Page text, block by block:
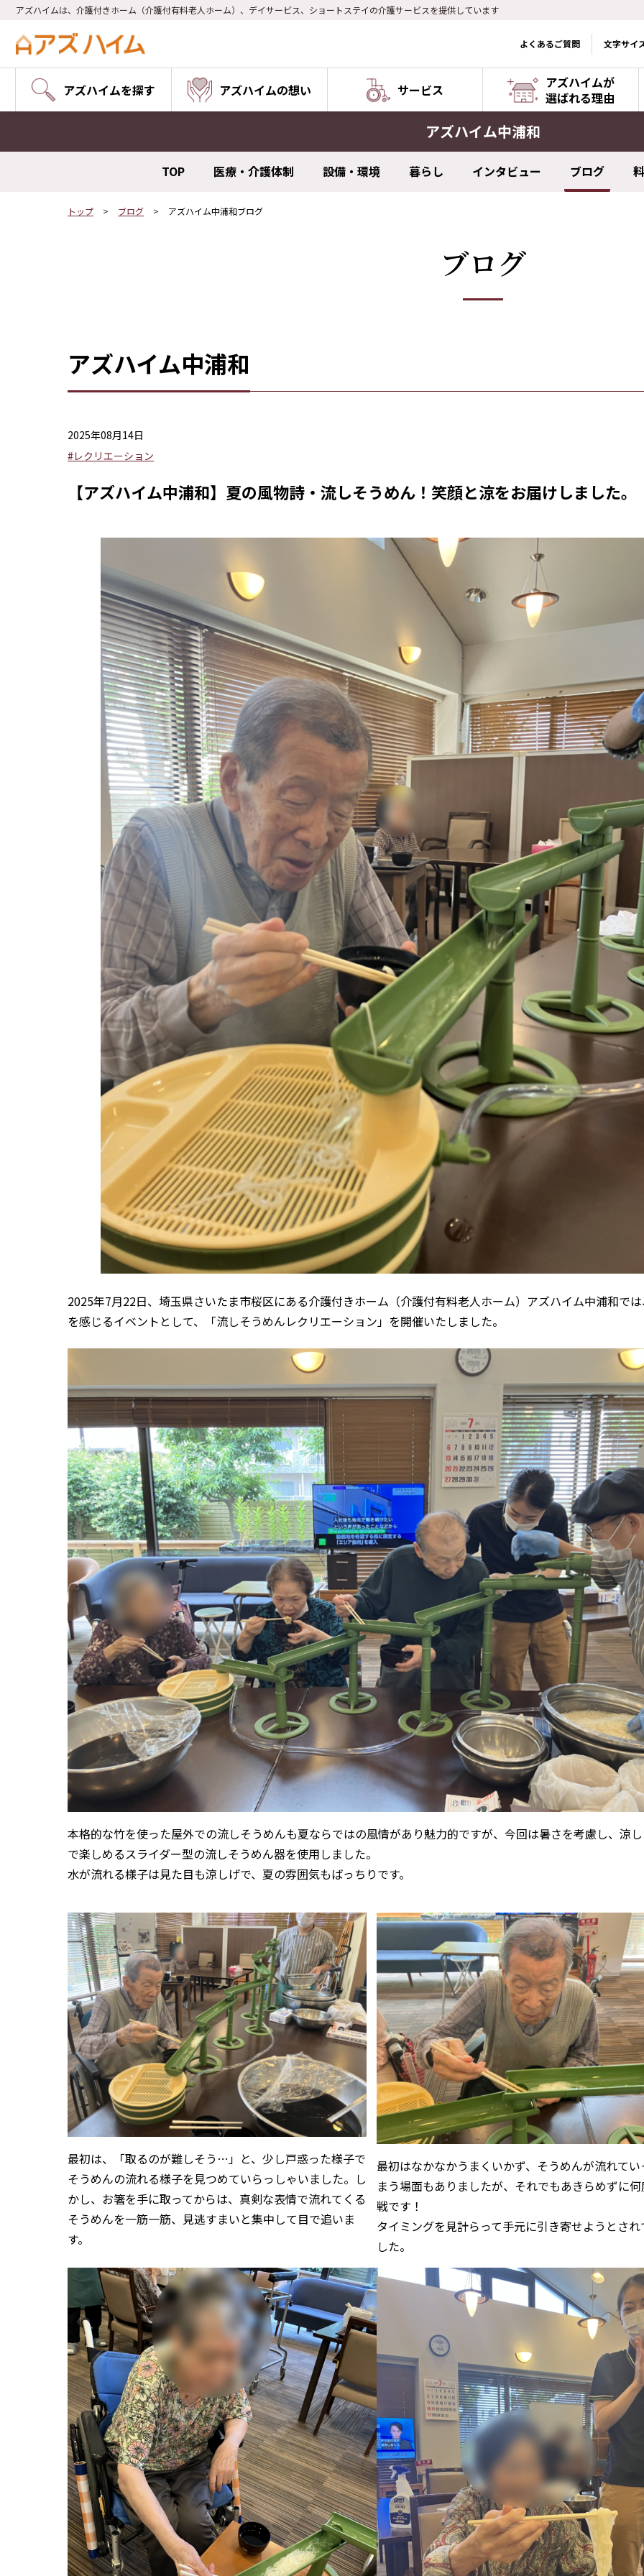
アズハイムは、介護付きホーム（介護付有料老人ホーム）、デイサービス、ショートステイの介護サービスを提供しています
よくあるご質問 文字サイ
アズハイムを探す アズハイムの想い サービス
アズハイムが
選ばれる理由
アズハイム中浦和
TOP 医療・介護体制 設備・環境 暮らし インタビュー ブログ
トップ ブログ アズハイム中浦和ブログ
ブログ
アズハイム中浦和
2025年08月14日
#レクリエーション
【アズハイム中浦和】夏の風物詩・流しそうめん！笑顔と涼をお届けしました。
2025年7月22日、埼玉県さいたま市桜区にある介護付きホーム（介護付有料老人ホーム）アズハイム中浦和で
を感じるイベントとして、「流しそうめんレクリエーション」を開催いたしました。
本格的な竹を使った屋外での流しそうめんも夏ならではの風情があり魅力的ですが、今回は暑さを考慮し、涼
で楽しめるスライダー型の流しそうめん器を使用しました。
水が流れる様子は見た目も涼しげで、夏の雰囲気もばっちりです。
最初は、「取るのが難しそう…」と、少し戸惑った様子で
そうめんの流れる様子を見つめていらっしゃいました。し
かし、お箸を手に取ってからは、真剣な表情で流れてくる
そうめんを一筋一筋、見逃すまいと集中して目で追いま
す。
最初はなかなかうまくいかず、そうめんが流れてい
まう場面もありましたが、それでもあきらめずに
戦です！
タイミングを見計らって手元に引き寄せようとさ
した。